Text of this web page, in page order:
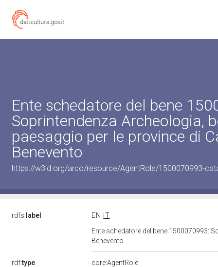
Ente schedatore del bene
Soprintendenza Archeologia,
paesaggio per le province di
Benevento
https://w3id.org/arco/resource/AgentRole/1500070993-
rdfs: label EN
IT
Ente schedatore del bene 1500070993:
Benevento
rdf:type
core:AgentRole